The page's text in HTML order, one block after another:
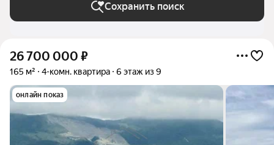
Сохранить поиск
26 700 000 ₽
165 м² 4-комн. квартира 6 этаж из 9
онлайн показ